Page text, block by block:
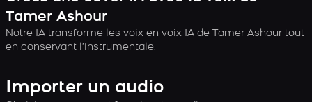
Tamer Ashour
Notre IA transforme les voix en voix IA de Tamer Ashour tout
en conservant l’instrumentale.
Importer un audio